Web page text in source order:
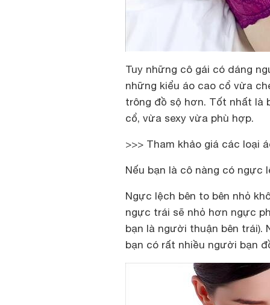
Tuy những cô gái có dáng
những kiểu áo cao cổ vừa
trông đồ sộ hơn. Tốt nhất là
cổ, vừa sexy vừa phù hợp.
>>> Tham khảo giá các loại
Nếu bạn là cô nàng có ngực
Ngực lệch bên to bên nhỏ
ngực trái sẽ nhỏ hơn ngực
bạn là người thuận bên
bạn có rất nhiều người bạn